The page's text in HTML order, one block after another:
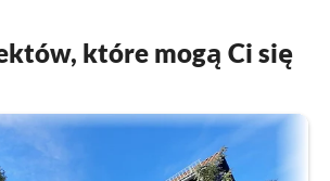
które mogą Ci się